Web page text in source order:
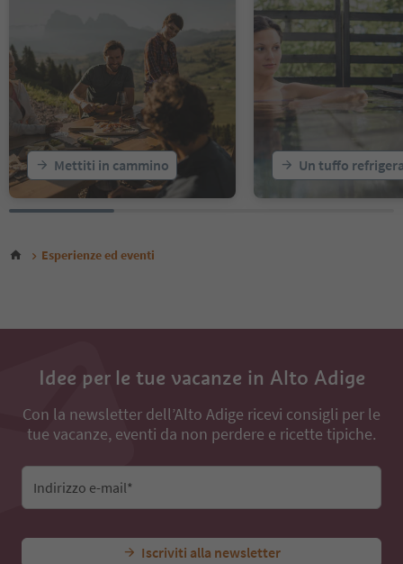
17
18
19
Mettiti in cammino Un tuffo
Esperienze ed eventi
Idee per le tue vacanze in Alto Adige
Con la newsletter dell’Alto Adige ricevi consigli per le
tue vacanze, eventi da non perdere e ricette tipiche.
Indirizzo e-mail*
Iscriviti alla newsletter